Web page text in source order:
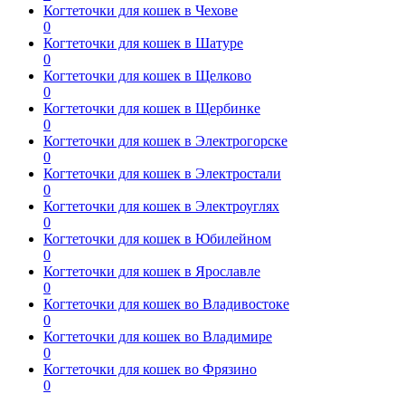
Когтеточки для кошек в Чехове
0
Когтеточки для кошек в Шатуре
0
Когтеточки для кошек в Щелково
0
Когтеточки для кошек в Щербинке
0
Когтеточки для кошек в Электрогорске
0
Когтеточки для кошек в Электростали
0
Когтеточки для кошек в Электроуглях
0
Когтеточки для кошек в Юбилейном
0
Когтеточки для кошек в Ярославле
0
Когтеточки для кошек во Владивостоке
0
Когтеточки для кошек во Владимире
0
Когтеточки для кошек во Фрязино
0